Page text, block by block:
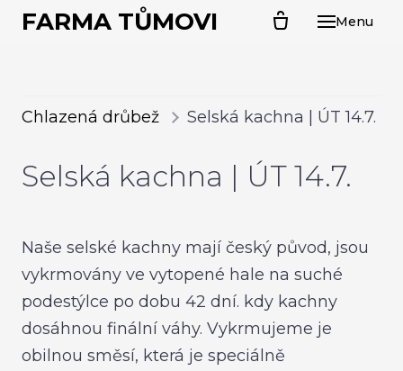
Menu
FARMA TŮMOVI
Chlazená drůbež Selská kachna | ÚT 14.7.
Selská kachna | ÚT 14.7.
Naše selské kachny mají český původ, jsou
vykrmovány ve vytopené hale na suché
podestýlce po dobu 42 dní. kdy kachny
dosáhnou finální váhy. Vykrmujeme je
obilnou směsí, která je speciálně